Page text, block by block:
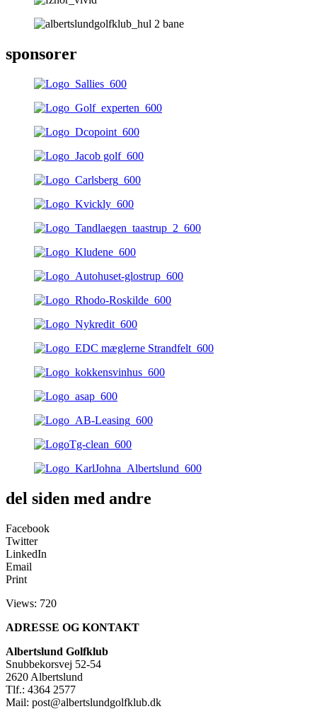
sponsorer
del siden med andre
Facebook
Twitter
LinkedIn
Email
Print
Views: 720
ADRESSE OG KONTAKT
Albertslund Golfklub
Snubbekorsvej 52-54
2620 Albertslund
Tlf.: 4364 2577
Mail: post@albertslundgolfklub.dk